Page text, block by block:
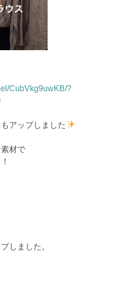
CubVkg9uwKB/?
アップしました
材で
しました。